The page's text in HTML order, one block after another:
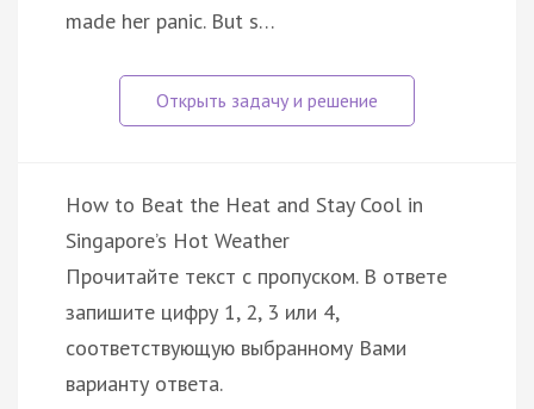
made her panic. But s…
How to Beat the Heat and Stay Cool in
Singapore’s Hot Weather
Прочитайте текст с пропуском. В ответе
запишите цифру 1, 2, 3 или 4,
соответствующую выбранному Вами
варианту ответа.